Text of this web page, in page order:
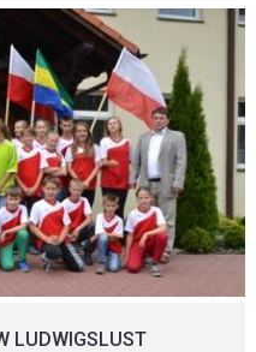
LUDWIGSLUST